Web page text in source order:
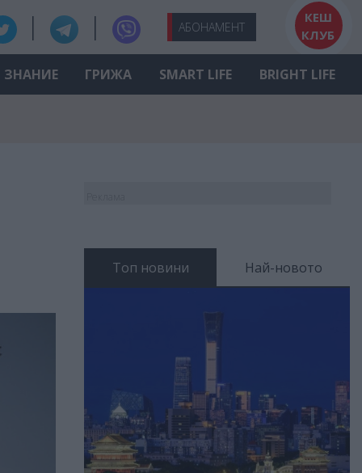
АБОНАМЕНТ
КЕШ
КЛУБ
ЗНАНИЕ ГРИЖА SMART LIFE BRIGHT LIFE
Топ новини Най-новото